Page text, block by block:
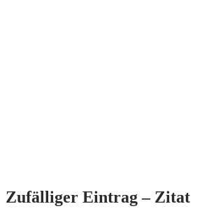
Zufälliger Eintrag – Zitat